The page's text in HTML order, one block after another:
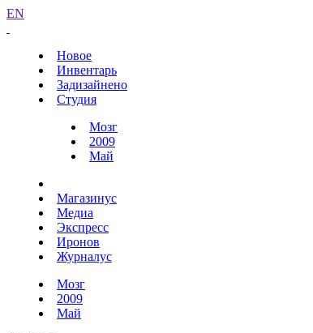
EN
Новое
Инвентарь
Задизайнено
Студия
Мозг
2009
Май
Магазинус
Медиа
Экспресс
Иронов
Журналус
Мозг
2009
Май